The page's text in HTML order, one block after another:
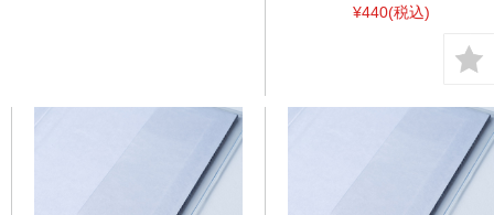
¥440(税込)